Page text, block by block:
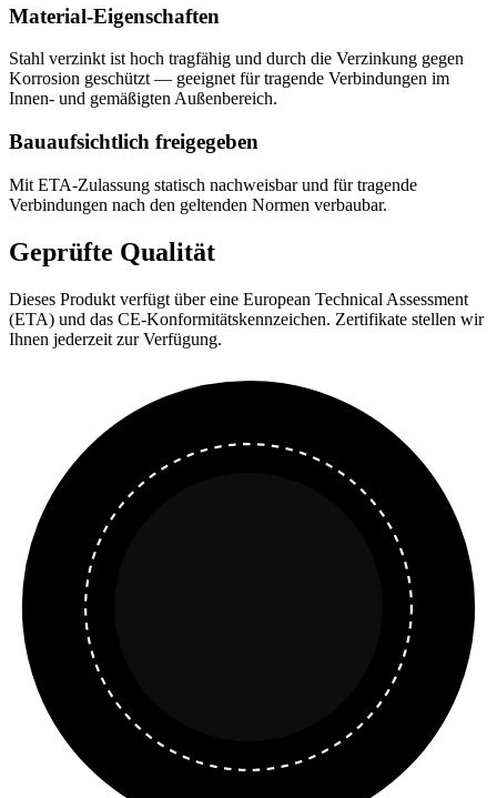
Material-Eigenschaften
Stahl verzinkt ist hoch tragfähig und durch die Verzinkung gegen
Korrosion geschützt — geeignet für tragende Verbindungen im
Innen- und gemäßigten Außenbereich.
Bauaufsichtlich freigegeben
Mit ETA-Zulassung statisch nachweisbar und für tragende
Verbindungen nach den geltenden Normen verbaubar.
Geprüfte Qualität
Dieses Produkt verfügt über eine European Technical Assessment
(ETA) und das CE-Konformitätskennzeichen. Zertifikate stellen wir
Ihnen jederzeit zur Verfügung.